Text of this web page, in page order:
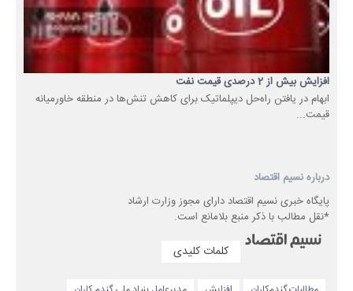
افزایش بیش از 2 درصدی قیمت نفت
ابهام در یافتن راه‌حل‌ دیپلماتیک برای کاهش تنش‌ها در منطقه خاورمیانه
قیمت...
درباره نسیم اقتصاد
پایگاه خبری نسیم اقتصاد دارای مجوز وزارت ارشاد
*نقل مطالب با ذکر منبع بلامانع است.
کلمات کلیدی